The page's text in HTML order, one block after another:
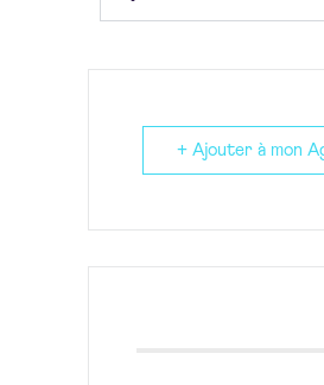
+ Ajouter à mon